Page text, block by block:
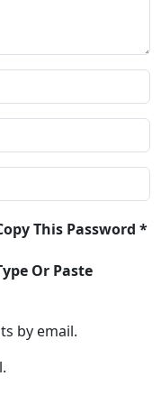
This Password *
Or Paste
by email.